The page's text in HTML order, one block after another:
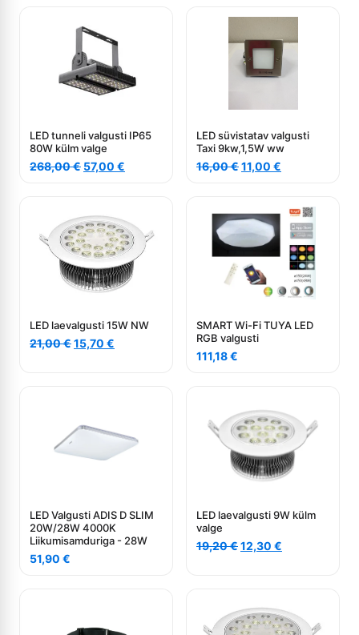
LED tunneli valgusti IP65
80W külm valge
268,00€ Algne
57,00 €
LED süvistatav valgusti
Taxi 9kw,1,5W ww
16,00€Algne
11,00 €
11,00 €.
LED laevalgusti 15W NW
21,00€Algne
15,70 €
SMART Wi-Fi TUYA LED
RGB valgusti
111,18€
LED Valgusti ADIS D SLIM
20W/28W 4000K
Liikumisamduriga - 28W
51,90 €
LED laevalgusti 9W külm
valge
19,20€Algne
12,30 €